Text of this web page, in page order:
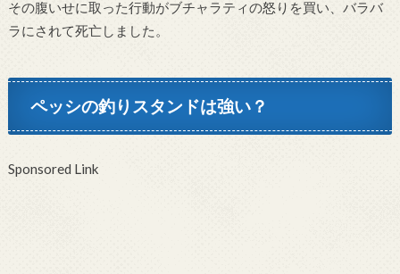
その腹いせに取った行動がブチャラティの怒りを買い、バラバ
ラにされて死亡しました。
ペッシの釣りスタンドは強い？
Sponsored Link